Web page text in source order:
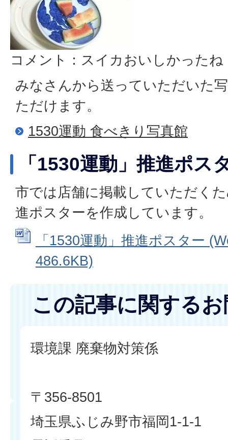
コメント：スイカおいしかったね
みなさんから送っていただいた
ただけます。
1530運動 食べきり写真館
「1530運動」推進ポス
市では店舗に掲載していただく
進ポスターを作成しています。
「1530運動」推進ポスター
486.6KB)
この記事に関する
環境課 廃棄物対策係
〒356-8501
埼玉県ふじみ野市福岡1-1-1